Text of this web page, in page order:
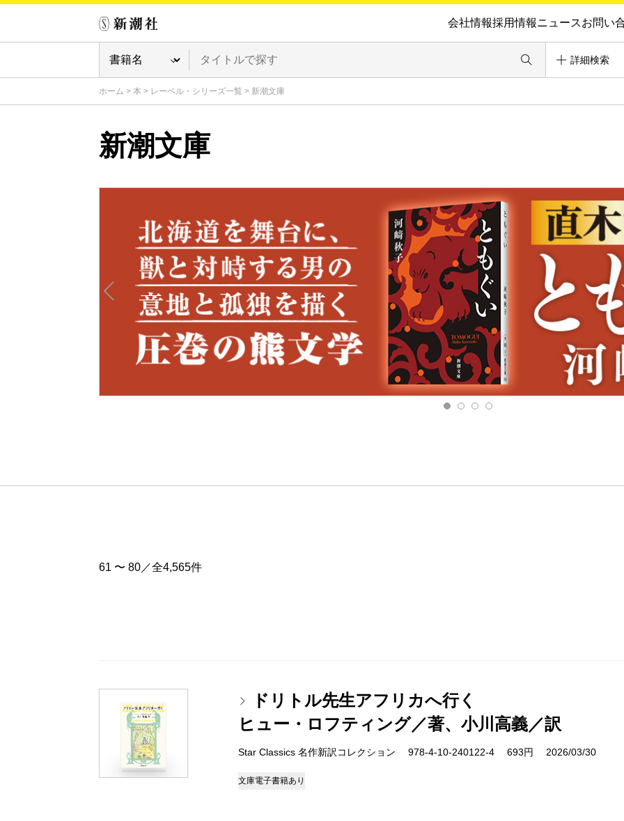
会社情報採用情報ニュースお問い
詳細検索
ホーム > 本 > レーベル・シリーズ一覧 > 新潮文庫
新潮文庫
61 〜 80／全4,565件
ドリトル先生アフリカへ行く
ヒュー・ロフティング／著、小川高義／訳
Star Classics 名作新訳コレクション 978-4-10-240122-4 693円 2026/03/30
文庫電子書籍あり